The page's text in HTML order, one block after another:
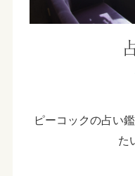
ピーコックの占い
た